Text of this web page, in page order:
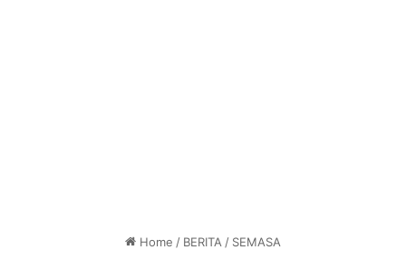
Home / BERITA / SEMASA